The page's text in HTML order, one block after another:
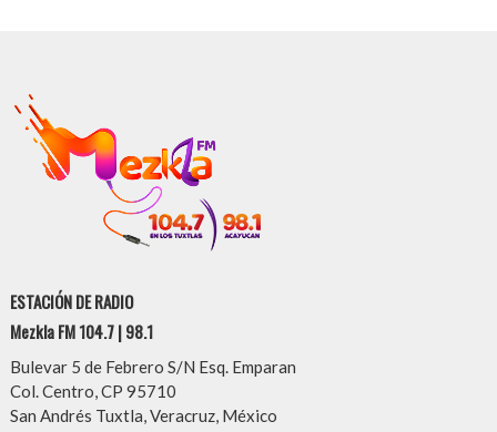
ESTACIÓN DE RADIO
Mezkla FM 104.7 | 98.1
Bulevar 5 de Febrero S/N Esq. Emparan
Col. Centro, CP 95710
San Andrés Tuxtla, Veracruz, México